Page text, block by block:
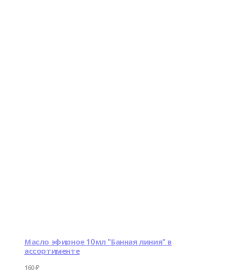
Масло эфирное 10мл "Банная линия" в
ассортименте
160₽